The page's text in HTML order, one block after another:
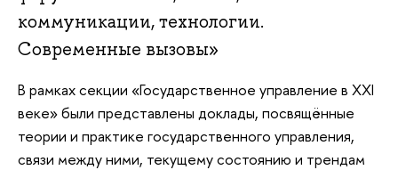
коммуникации, технологии.
Современные вызовы»
В рамках секции «Государственное управление в XXI
веке» были представлены доклады, посвящённые
теории и практике государственного управления,
связи между ними, текущему состоянию и трендам